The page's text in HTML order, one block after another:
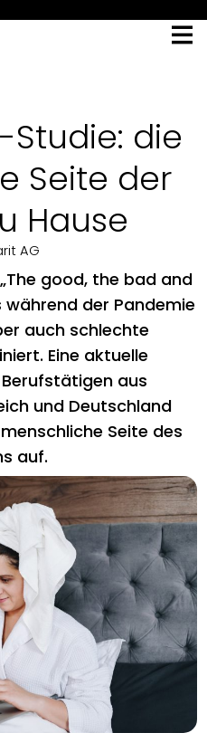
die
Seite der
Hause
AG
good, the bad and
der Pandemie
auch schlechte
Eine aktuelle
aus
und Deutschland
Seite des
auf.